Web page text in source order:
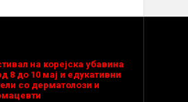
на корејска убавина
8 до 10 мај и едукативни
со дерматолози и